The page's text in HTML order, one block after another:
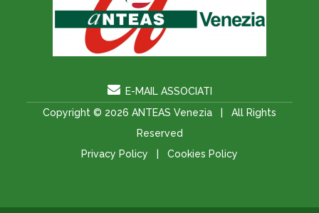
E-MAIL ASSOCIATI
Copyright © 2026 ANTEAS Venezia | All Rights
Reserved
Privacy Policy
Cookies Policy